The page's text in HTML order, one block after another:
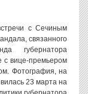
с Сечиным
связанного
губернатора
с вице-премьером
Фотография, на
23 марта на